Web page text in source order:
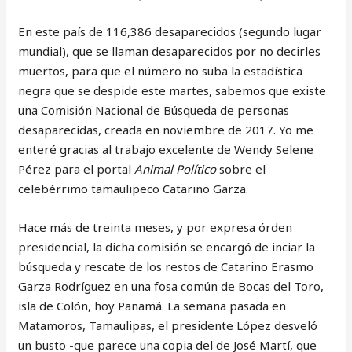
En este país de 116,386 desaparecidos (segundo lugar
mundial), que se llaman desaparecidos por no decirles
muertos, para que el número no suba la estadística
negra que se despide este martes, sabemos que existe
una Comisión Nacional de Búsqueda de personas
desaparecidas, creada en noviembre de 2017. Yo me
enteré gracias al trabajo excelente de Wendy Selene
Pérez para el portalAnimal Políticosobre el
celebérrimo tamaulipeco Catarino Garza.
Hace más de treinta meses, y por expresa órden
presidencial, la dicha comisión se encargó de inciar la
búsqueda y rescate de los restos de Catarino Erasmo
Garza Rodríguez en una fosa común de Bocas del Toro,
isla de Colón, hoy Panamá. La semana pasada en
Matamoros, Tamaulipas, el presidente López desveló
un busto -que parece una copia del de José Martí, que